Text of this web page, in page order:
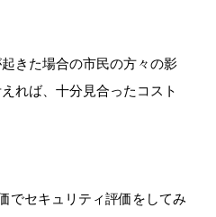
きた場合の市民の方々の影
れば、十分見合ったコスト
でセキュリティ評価をしてみ